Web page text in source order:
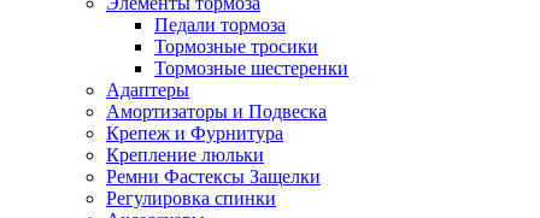
Педали тормоза
Тормозные тросики
Тормозные шестеренки
Адаптеры
Амортизаторы и Подвеска
Крепеж и Фурнитура
Крепление люльки
Ремни Фастексы Защелки
Регулировка спинки